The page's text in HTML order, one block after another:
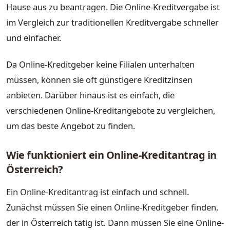
Hause aus zu beantragen. Die Online-Kreditvergabe ist
im Vergleich zur traditionellen Kreditvergabe schneller
und einfacher.
Da Online-Kreditgeber keine Filialen unterhalten
müssen, können sie oft günstigere Kreditzinsen
anbieten. Darüber hinaus ist es einfach, die
verschiedenen Online-Kreditangebote zu vergleichen,
um das beste Angebot zu finden.
Wie funktioniert ein Online-Kreditantrag in
Österreich?
Ein Online-Kreditantrag ist einfach und schnell.
Zunächst müssen Sie einen Online-Kreditgeber finden,
der in Österreich tätig ist. Dann müssen Sie eine Online-